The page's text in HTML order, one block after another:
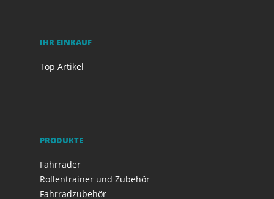
IHR EINKAUF
Top Artikel
PRODUKTE
Fahrräder
Rollentrainer und Zubehör
Fahrradzubehör